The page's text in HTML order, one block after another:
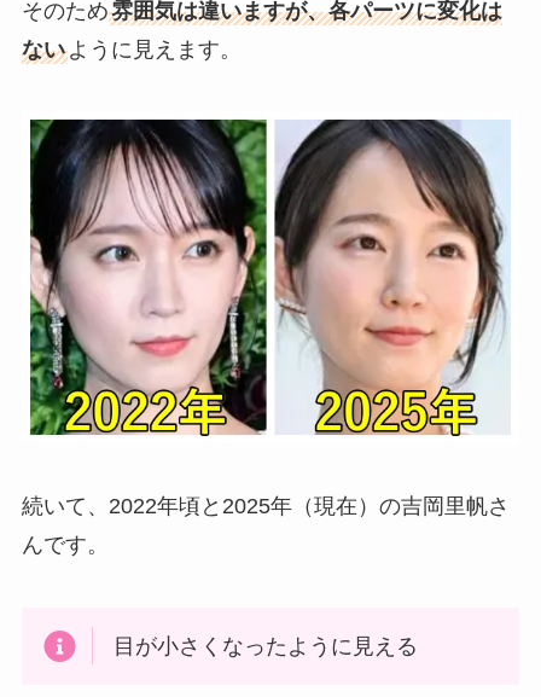
そのため雰囲気は違いますが、各パーツに変化は
ないように見えます。
続いて、2022年頃と2025年（現在）の吉岡里帆さ
んです。
目が小さくなったように見える